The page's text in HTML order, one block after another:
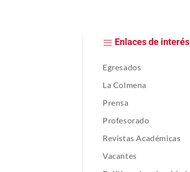
Enlaces de interés
Egresados
La Colmena
Prensa
Profesorado
Revistas Académicas
Vacantes